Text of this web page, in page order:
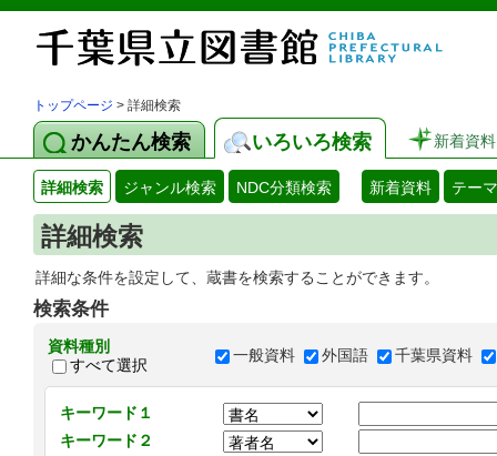
トップページ > 詳細検索
かんたん検索 いろいろ検索 新着資料
詳細検索 ジャンル検索 NDC分類検索 新着資料 テー
詳細検索
詳細な条件を設定して、蔵書を検索することができます。
検索条件
資料種別
すべて選択
一般資料 外国語 千葉県資料
キーワード１
キーワード２